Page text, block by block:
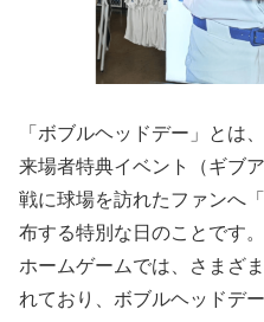
「ボブルヘッドデー」とは
来場者特典イベント（ギブ
戦に球場を訪れたファンへ
布する特別な日のことです
ホームゲームでは、さまざ
れており、ボブルヘッドデ